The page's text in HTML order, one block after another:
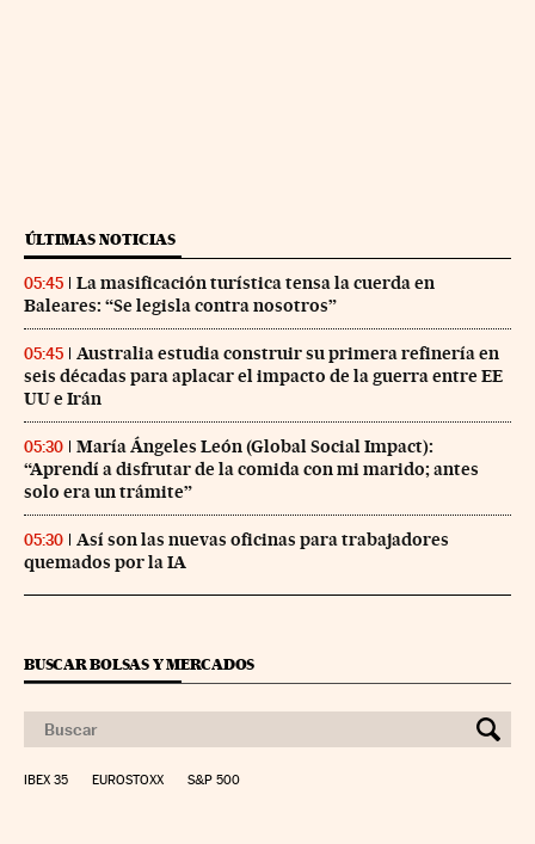
ÚLTIMAS NOTICIAS
05:45
La masificación turística tensa la cuerda en
Baleares: “Se legisla contra nosotros”
05:45
Australia estudia construir su primera refinería en
seis décadas para aplacar el impacto de la guerra entre EE
UU e Irán
05:30
María Ángeles León (Global Social Impact):
“Aprendí a disfrutar de la comida con mi marido; antes
solo era un trámite”
05:30
Así son las nuevas oficinas para trabajadores
quemados por la IA
BUSCAR BOLSAS Y MERCADOS
IBEX 35 EUROSTOXX S&P 500